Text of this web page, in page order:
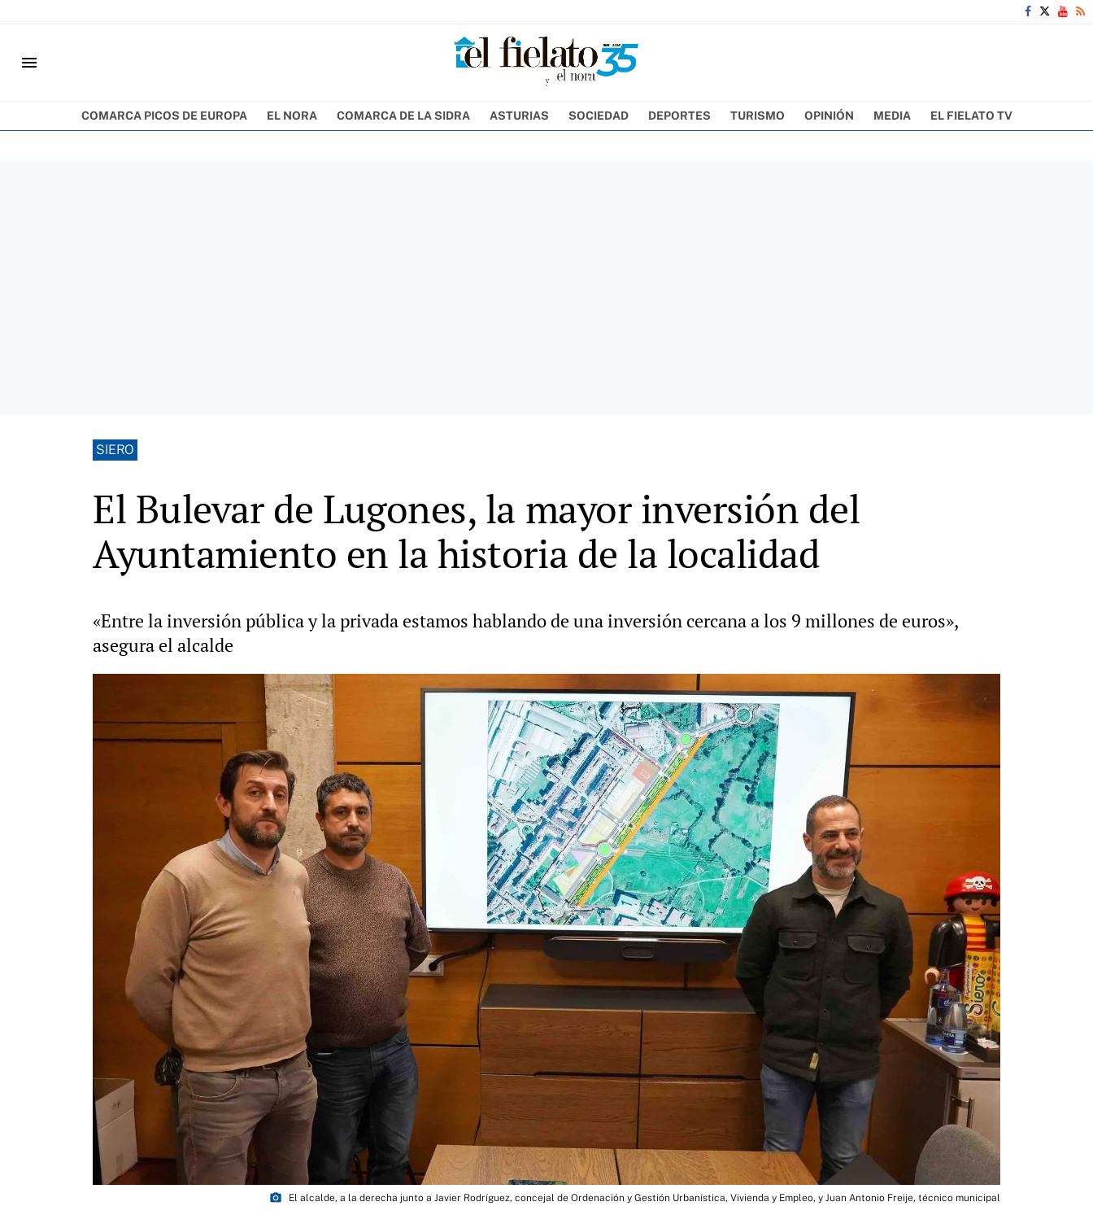
menu
COMARCA PICOS DE EUROPA EL NORA COMARCA DE LA SIDRA ASTURIAS SOCIEDAD DEPORTES TURISMO OPINIÓN MEDIA EL FIELATO TV
SIERO
El Bulevar de Lugones, la mayor inversión del
Ayuntamiento en la historia de la localidad
«Entre la inversión pública y la privada estamos hablando de una inversión cercana a los 9 millones de euros»,
asegura el alcalde
photo_camera El alcalde, a la derecha junto a Javier Rodríguez, concejal de Ordenación y Gestión Urbanística, Vivienda y Empleo, y Juan Antonio Freije, técnico municipal